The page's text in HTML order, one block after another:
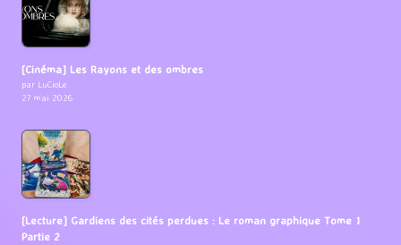
[Cinéma] Les Rayons et des ombres
par LuCioLe
27 mai 2026
[Lecture] Gardiens des cités perdues : Le roman graphique Tome 1
Partie 2